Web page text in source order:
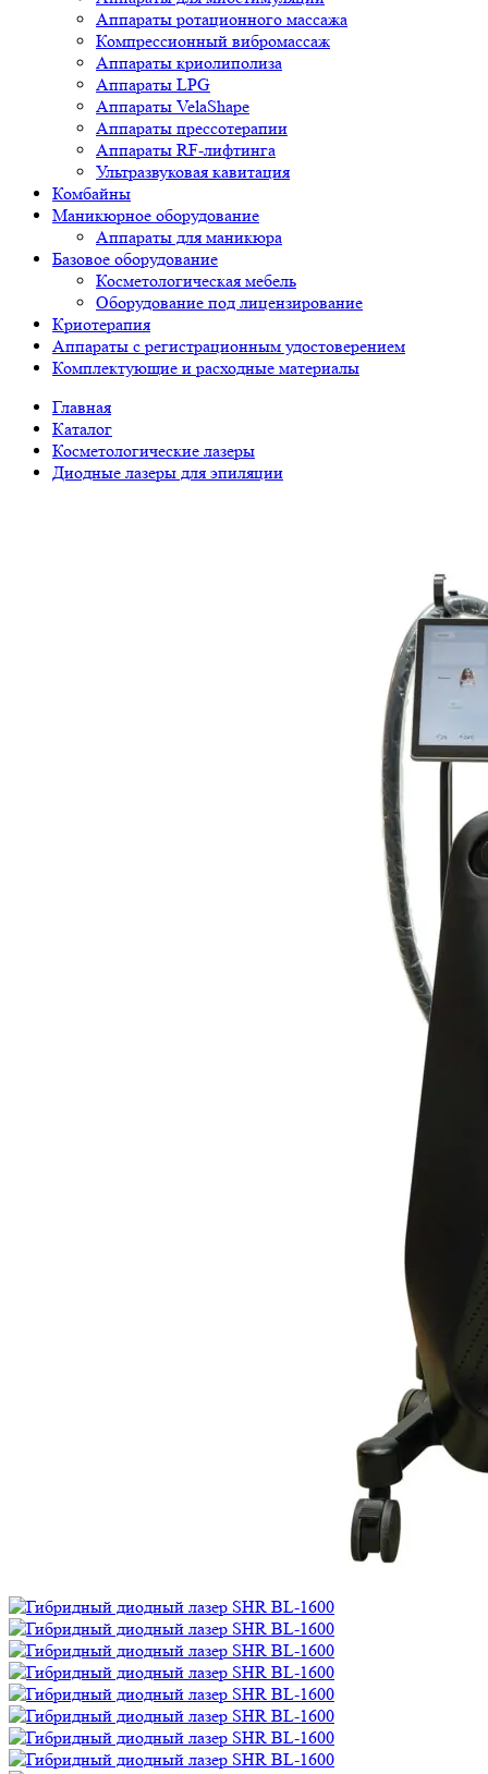
Аппараты ротационного массажа
Компрессионный вибромассаж
Аппараты криолиполиза
Аппараты LPG
Аппараты VelaShape
Аппараты прессотерапии
Аппараты RF-лифтинга
Ультразвуковая кавитация
Комбайны
Маникюрное оборудование
Аппараты для маникюра
Базовое оборудование
Косметологическая мебель
Оборудование под лицензирование
Криотерапия
Аппараты c регистрационным удостоверением
Комплектующие и расходные материалы
Главная
Каталог
Косметологические лазеры
Диодные лазеры для эпиляции